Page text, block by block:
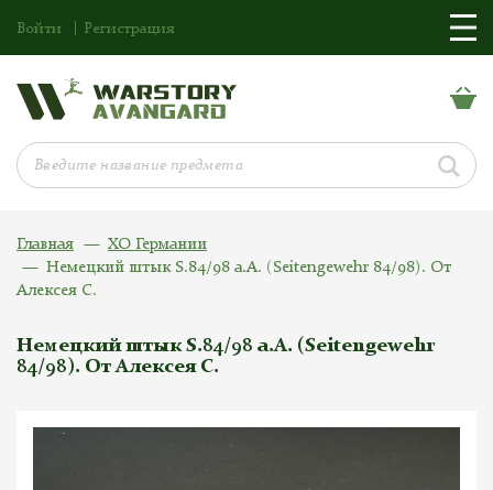
Войти Регистрация
Главная
ХО Германии
Немецкий штык S.84/98 a.A. (Seitengewehr 84/98). От
Алексея С.
Немецкий штык S.84/98 a.A. (Seitengewehr
84/98). От Алексея С.